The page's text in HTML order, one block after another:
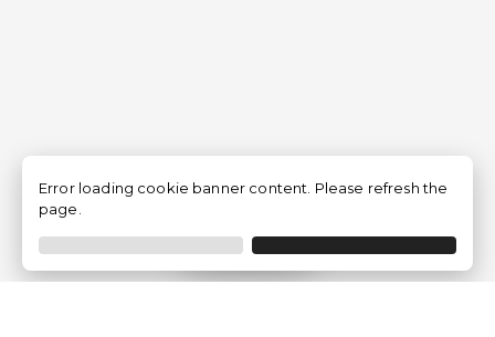
Filtrer
Error loading cookie banner content. Please refresh the
page.